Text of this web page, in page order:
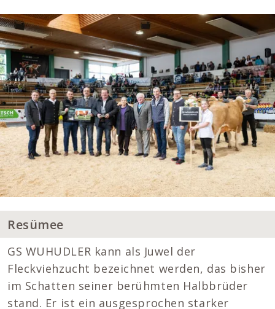
Resümee
GS WUHUDLER kann als Juwel der
Fleckviehzucht bezeichnet werden, das bisher
im Schatten seiner berühmten Halbbrüder
stand. Er ist ein ausgesprochen starker